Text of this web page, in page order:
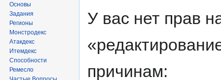
ккУ вас нет прав
причинам:
Основы
Задания
Регионы
Монстродекс
Атакдекс
Итемдекс
Способности
Ремесло